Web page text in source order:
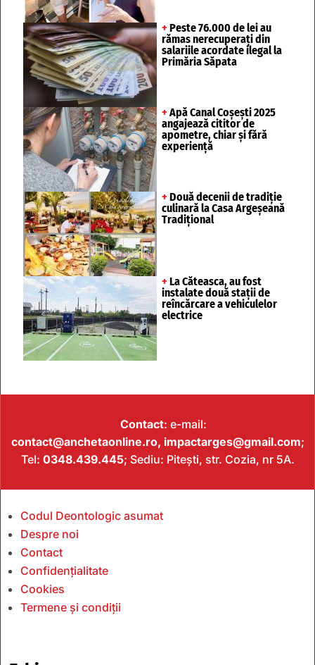
+ Peste 76.000 de lei au
rămas nerecuperați din
salariile acordate ilegal la
Primăria Săpata
+ Apă Canal Coșești 2025
angajează cititor de
apometre, chiar și fără
experiență
+ Două decenii de tradiție
culinară la Casa Argeșeană
Tradițional
+ La Căteasca, au fost
instalate două stații de
reîncărcare a vehiculelor
electrice
Contact: e-mail:
contact@anchetaonline.ro, impactarges@gmail.com;
Tel: 0348.439.445; Sediu: Pitești, str. Cozia, nr 5A.
Codul Deontologic asumat
Despre noi
Contact
Confidențialitate
Cookies
Termene și condiții